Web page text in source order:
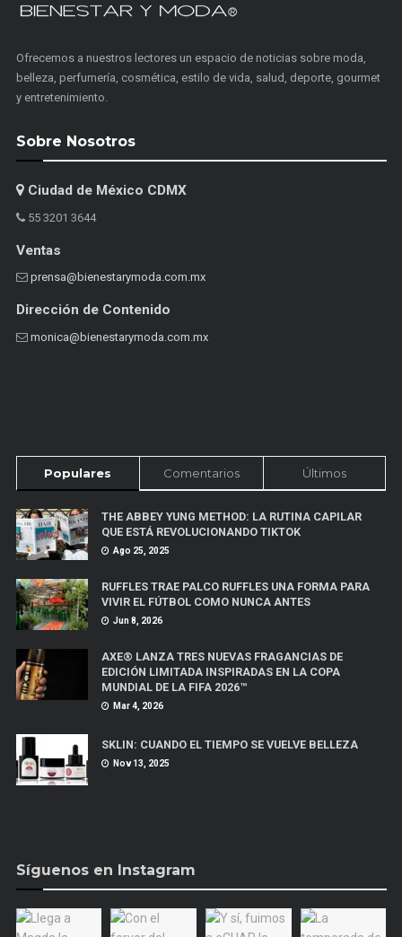
Ofrecemos a nuestros lectores un espacio de noticias sobre moda,
belleza, perfumería, cosmética, estilo de vida, salud, deporte, gourmet
y entretenimiento.
Sobre Nosotros
Ciudad de México CDMX
55 3201 3644
Ventas
prensa@bienestarymoda.com.mx
Dirección de Contenido
monica@bienestarymoda.com.mx
Populares Comentarios Últimos
THE ABBEY YUNG METHOD: LA RUTINA CAPILAR
QUE ESTÁ REVOLUCIONANDO TIKTOK
Ago 25, 2025
RUFFLES TRAE PALCO RUFFLES UNA FORMA PARA
VIVIR EL FÚTBOL COMO NUNCA ANTES
Jun 8, 2026
AXE® LANZA TRES NUEVAS FRAGANCIAS DE
EDICIÓN LIMITADA INSPIRADAS EN LA COPA
MUNDIAL DE LA FIFA 2026™
Mar 4, 2026
SKLIN: CUANDO EL TIEMPO SE VUELVE BELLEZA
Nov 13, 2025
Síguenos en Instagram